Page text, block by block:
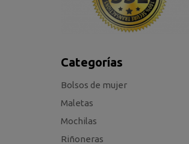
Categorías
Bolsos de mujer
Maletas
Mochilas
Riñoneras